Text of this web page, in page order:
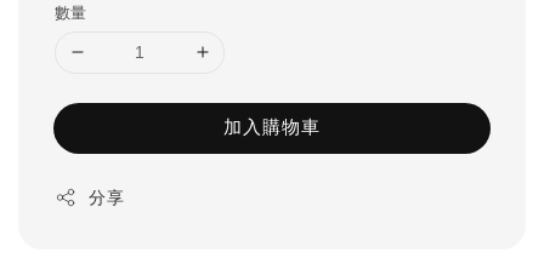
數量
加入購物車
分享